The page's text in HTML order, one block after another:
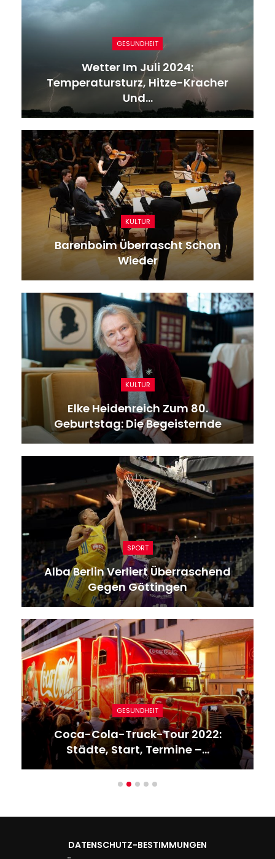
GESUNDHEIT
Wetter Im Juli 2024:
Temperatursturz, Hitze-Kracher
Und…
KULTUR
Barenboim Überrascht Schon
Wieder
KULTUR
Elke Heidenreich Zum 80.
Geburtstag: Die Begeisternde
SPORT
Alba Berlin Verliert Überraschend
Gegen Göttingen
GESUNDHEIT
Coca-Cola-Truck-Tour 2022:
Städte, Start, Termine –…
DATENSCHUTZ-BESTIMMUNGEN